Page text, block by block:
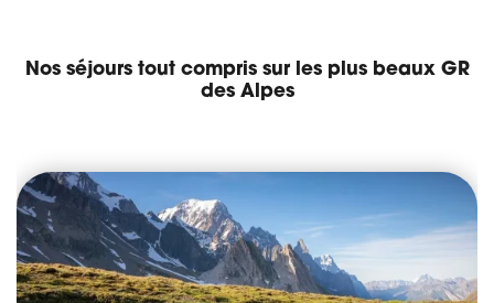
Nos séjours tout compris sur les plus beaux GR
des Alpes